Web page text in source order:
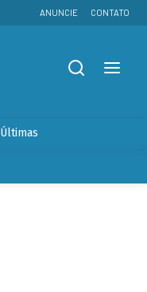
ANUNCIE CONTATO
Últimas